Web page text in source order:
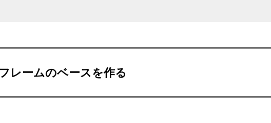
レームのベースを作る